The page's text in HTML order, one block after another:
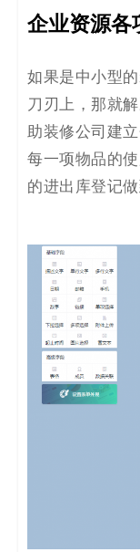
企业资源各
如果是中小型
刀刃上，那就
助装修公司建
每一项物品的
的进出库登记做